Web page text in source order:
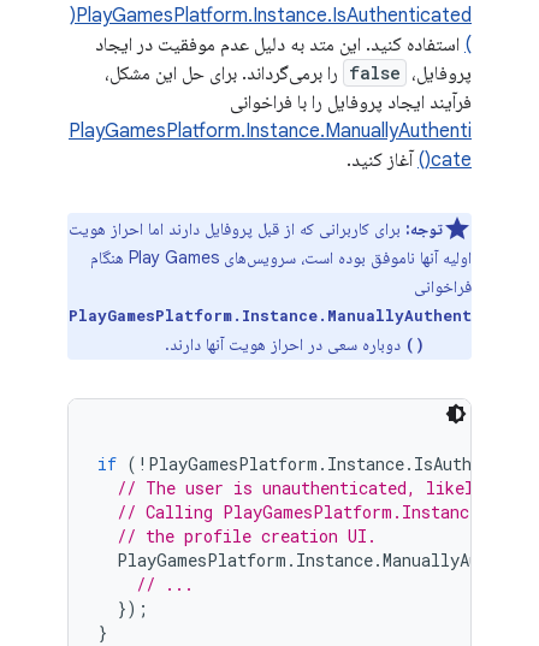
PlayGamesPlatform.Instance.IsAuthenticated(
) استفاده کنید. این متد به دلیل عدم موفقیت در ایجاد
پروفایل، false را برمی‌گرداند. برای حل این مشکل،
فرآیند ایجاد پروفایل را با فراخوانی
PlayGamesPlatform.Instance.ManuallyAuthenti
cate()
آغاز کنید.
توجه: برای کاربرانی که از قبل پروفایل دارند اما احراز هویت
اولیه آنها ناموفق بوده است، سرویس‌های Play Games هنگام
فراخوانی
PlayGamesPlatform.Instance.ManuallyAuthent
دوباره سعی در احراز هویت آنها دارند.
if ( ! PlayGamesPlatform . Instance.
// The user is unauthenticated, likely due
// Calling
// the profile creation UI.
PlayGamesPlatform . Instance.
// ...
});
}